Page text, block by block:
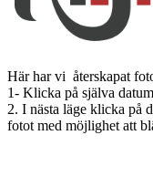
Här har vi återskapat
1- Klicka på själva
2. I nästa läge klicka på
fotot med möjlighet att